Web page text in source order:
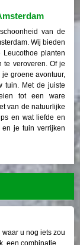
van de
Wij bieden
planten
te veroveren. Of je
groene avontuur,
tuin. Met de juiste
tot een ware
van de natuurlijke
en wat liefde en
en je tuin verrijken
u nog iets zou